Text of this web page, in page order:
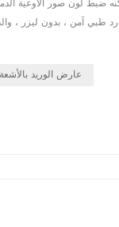
عارض الوريد